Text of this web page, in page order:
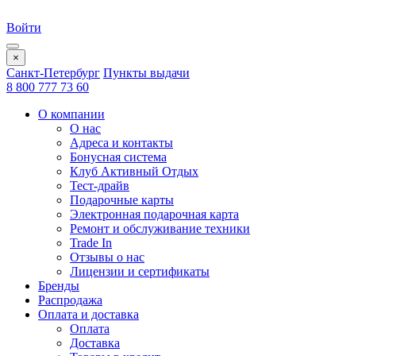
Войти
×
Санкт-Петербург Пункты выдачи
8 800 777 73 60
О компании
О нас
Адреса и контакты
Бонусная система
Клуб Активный Отдых
Тест-драйв
Подарочные карты
Электронная подарочная карта
Ремонт и обслуживание техники
Trade In
Отзывы о нас
Лицензии и сертификаты
Бренды
Распродажа
Оплата и доставка
Оплата
Доставка